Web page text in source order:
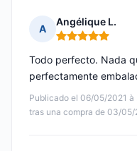
A
Angélique L.
Nota: 5 de 5
Publicado el 06/05/2021 à
tras una compra de 03/05/
Todo perfecto. Nada
perfectamente